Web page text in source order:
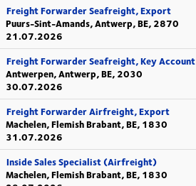
Freight Forwarder Seafreight, Export
Puurs-Sint-Amands, Antwerp, BE, 2870
21.07.2026
Freight Forwarder Seafreight, Key Account
Antwerpen, Antwerp, BE, 2030
30.07.2026
Freight Forwarder Airfreight, Export
Machelen, Flemish Brabant, BE, 1830
31.07.2026
Inside Sales Specialist (Airfreight)
Machelen, Flemish Brabant, BE, 1830